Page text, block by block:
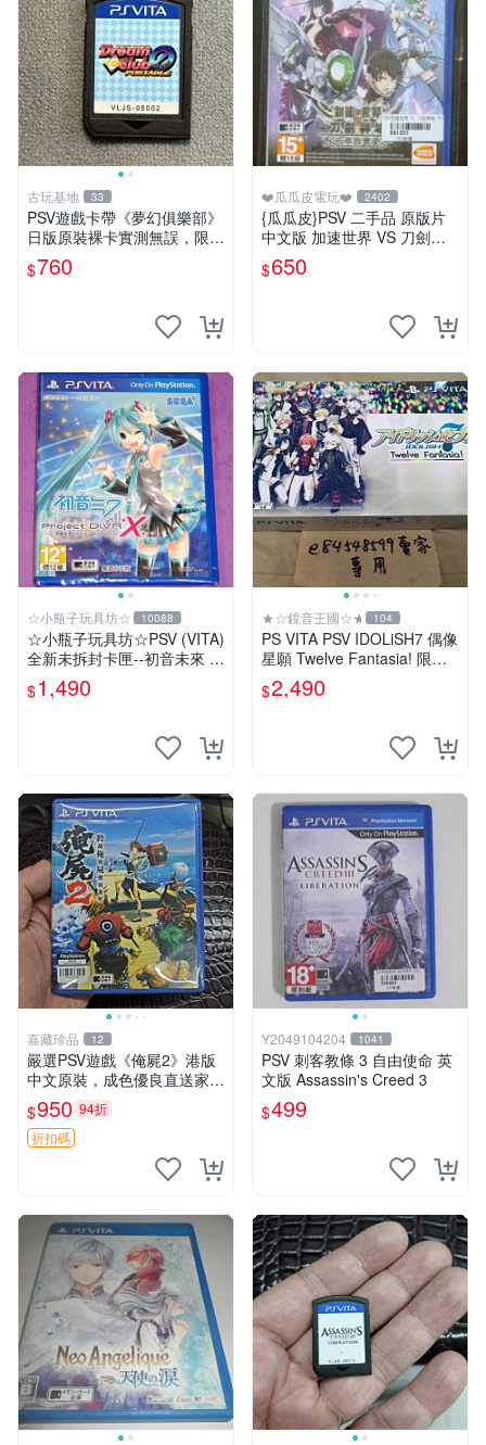
古玩基地 33
PSV遊戲卡帶《夢幻俱樂部》
日版原裝裸卡實測無誤，限S
ONY PSV機支援 psv psv游戲
psv夢幻俱樂部
$760
❤️瓜瓜皮電玩❤️ 2402
{瓜瓜皮}PSV 二手品 原版片
中文版 加速世界 VS 刀劍神
域 千年的黃昏(遊戲都能回收)
$650
☆小瓶子玩具坊☆ 10088
☆小瓶子玩具坊☆PSV (VITA)
全新未拆封卡匣--初音未來 名
伶計畫X 中文版
$1,490
★☆鏡音王國☆★ 104
PS VITA PSV IDOLiSH7 偶像
星願 Twelve Fantasia! 限定
版 純日版 日文版 特裝版
$2,490
嘉藏珍品 12
嚴選PSV遊戲《俺屍2》港版
中文原裝，成色優良直送家門
口 俺屍2 PSV 港版 中文
$950 94折
折扣碼
Y2049104204 1041
PSV 刺客教條 3 自由使命 英
文版 Assassin's Creed 3
$499